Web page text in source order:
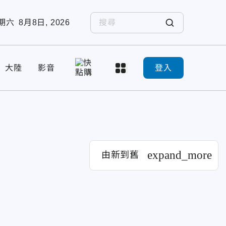
六 8月8日, 2026
大陸 影音 登入
由新到舊 expand_more